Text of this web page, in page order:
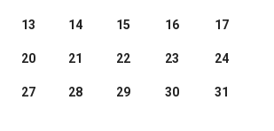
13 14 15 16 17
20 21 22 23 24
27 28 29 30
31